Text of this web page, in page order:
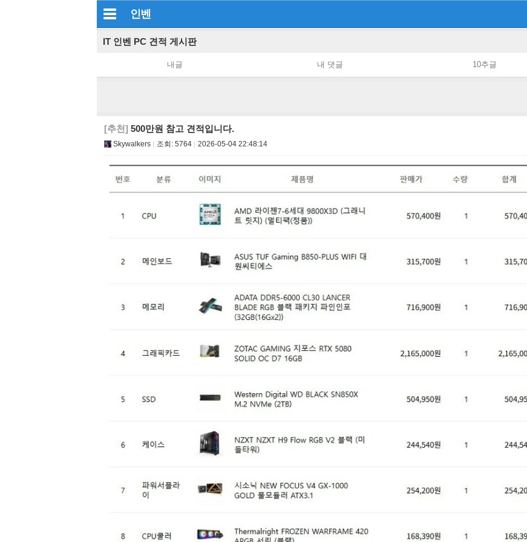
인벤
IT 인벤 PC 견적 게시판
내글 내 댓글 10추글
[추천] 500만원 참고 견적입니다.
Skywalkers 조회: 5764 2026-05-04 22:48:14